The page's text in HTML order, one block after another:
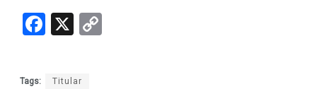
F
b
X C
Tags: Titular